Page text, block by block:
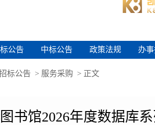
公告
公告 中标公告
中标公告 政策法规
政策法规 办
办
标公告 > 服务采购 > 正文
书馆2026年度数据库